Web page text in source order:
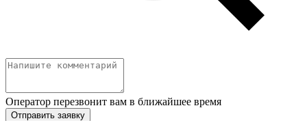
Оператор перезвонит вам в ближайшее время
Отправить заявку